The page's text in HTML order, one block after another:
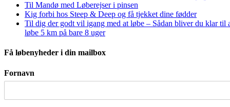
Til Mandø med Løberejser i pinsen
Kig forbi hos Steep & Deep og få tjekket dine fødder
Til dig der godt vil igang med at løbe – Sådan bliver du klar til
løbe 5 km på bare 8 uger
Få løbenyheder i din mailbox
Fornavn